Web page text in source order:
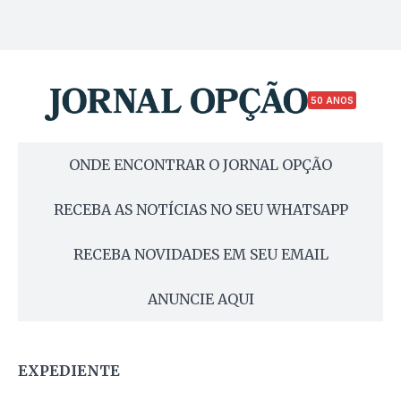
50 ANOS
ONDE ENCONTRAR O JORNAL OPÇÃO
RECEBA AS NOTÍCIAS NO SEU WHATSAPP
RECEBA NOVIDADES EM SEU EMAIL
ANUNCIE AQUI
EXPEDIENTE